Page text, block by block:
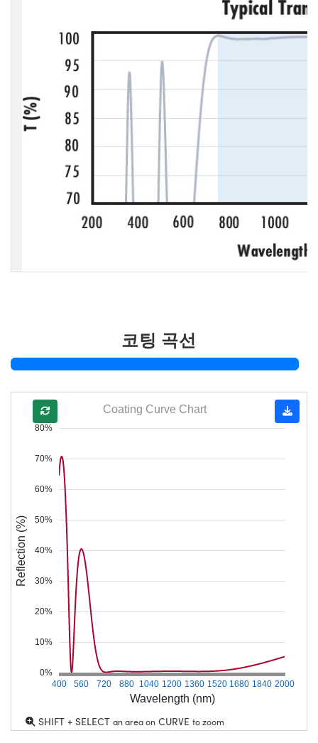
코팅 곡선
Wavelength (nm)
400 560 720 880 1040 1200 1360 1520 1680 1840 2000
0%
10%
20%
30%
40%
50%
60%
70%
80%
Reflection (%)
Coating Curve Chart
SHIFT + SELECT an area on CURVE to zoom